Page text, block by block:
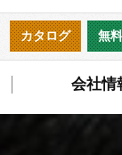
会社情
無
カタログ